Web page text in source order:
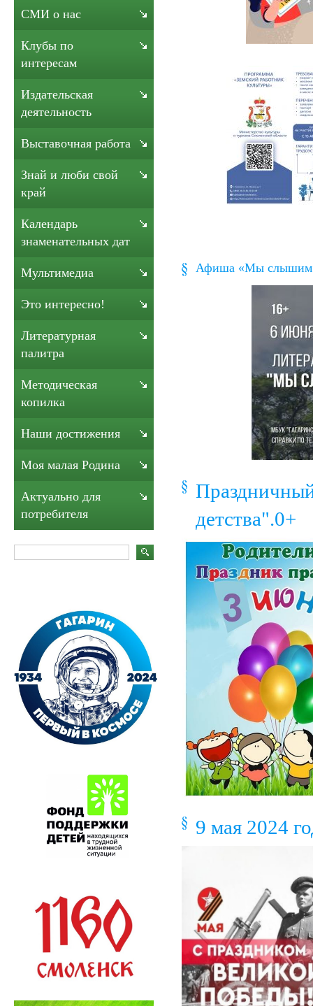
Афиша «Мы слышим
детства".0+
9 мая 2024
СМИ о нас
Клубы по
интересам
Издательская
деятельность
Выставочная работа
Знай и люби свой
край
Календарь
знаменательных дат
Мультимедиа
Это интересно!
Литературная
палитра
Методическая
копилка
Наши достижения
Моя малая Родина
Актуально для
потребителя